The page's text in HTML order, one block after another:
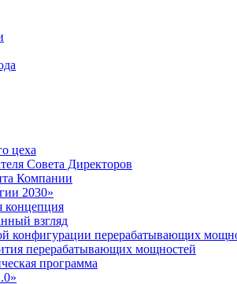
цеха
Совета Директоров
Компании
2030»
концепция
взгляд
конфигурации перерабатывающих
перерабатывающих мощностей
программа